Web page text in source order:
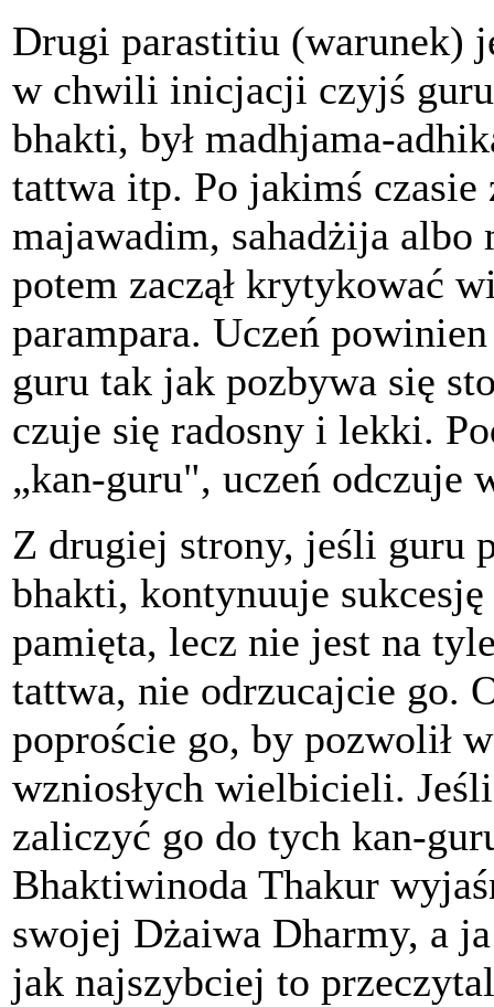
Drugi parastitiu (warunek)
w chwili inicjacji czyjś
bhakti, był madhjama-
tattwa itp. Po jakimś czasie
majawadim, sahadżija albo
potem zaczął krytykować
parampara. Uczeń
guru tak jak pozbywa się
czuje się radosny i lekki.
„kan-guru", uczeń odczuje
Z drugiej strony, jeśli guru
bhakti, kontynuuje
pamięta, lecz nie jest na
tattwa, nie odrzucajcie go.
poproście go, by pozwolił
wzniosłych wielbicieli.
zaliczyć go do tych kan-
Bhaktiwinoda Thakur
swojej Dżaiwa Dharmy, a
jak najszybciej to